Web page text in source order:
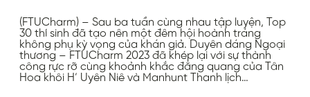
(FTUCharm) – Sau ba tuần cùng nhau tập luyện, Top
30 thí sinh đã tạo nên một đêm hội hoành tráng
không phụ kỳ vọng của khán giả. Duyên dáng Ngoại
thương – FTUCharm 2023 đã khép lại với sự thành
công rực rỡ cùng khoảnh khắc đăng quang của Tân
Hoa khôi H’ Uyên Niê và Manhunt Thanh lịch…